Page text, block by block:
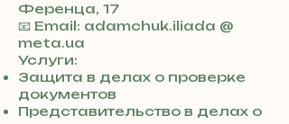
Ференца, 17
+
3
8
0
7
3
📧 Email: adamchuk.iliada @
meta.ua
Услуги:
Защита в делах о проверке
документов
Представительство в делах о